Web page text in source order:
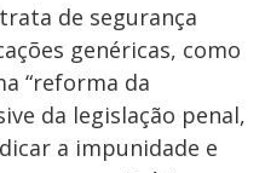
de segurança
genéricas, como
“reforma da
da legislação penal,
a impunidade e